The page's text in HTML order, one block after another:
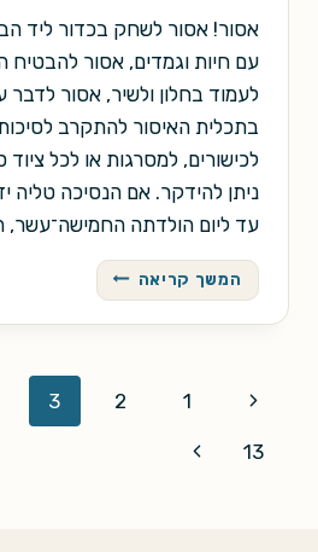
אסור! אסור לשחק בכדור ליד
עם חיות וגמדים, אסור להבטיח
לעמוד בחלון ולשיר, אסור לדבר
בתכלית האיסור להתקרב
לכישורים, למסרגות או לכל
ניתן להידקר. אם הנסיכה טליה
עד ליום הולדתה החמישה־עשר,
המשך קריאה הפיה
השלוש-עשרה
Page
navigation
Previous
Page
1
2
3
13
Next